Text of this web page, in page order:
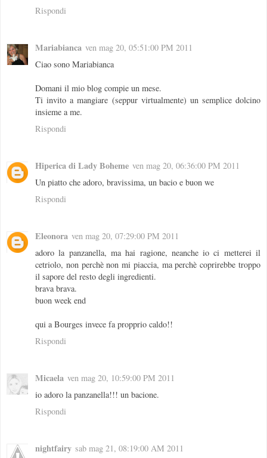
Rispondi
Mariabianca ven mag 20, 05:51:00 PM 2011
Ciao sono Mariabianca
Domani il mio blog compie un mese.
Ti invito a mangiare (seppur virtualmente) un semplice dolcino
insieme a me.
Rispondi
Hiperica di Lady Boheme ven mag 20, 06:36:00 PM 2011
Un piatto che adoro, bravissima, un bacio e buon we
Rispondi
Eleonora ven mag 20, 07:29:00 PM 2011
adoro la panzanella, ma hai ragione, neanche io ci metterei il
cetriolo, non perchè non mi piaccia, ma perchè coprirebbe troppo
il sapore del resto degli ingredienti.
brava brava.
buon week end
qui a Bourges invece fa propprio caldo!!
Rispondi
Micaela ven mag 20, 10:59:00 PM 2011
io adoro la panzanella!!! un bacione.
Rispondi
nightfairy sab mag 21, 08:19:00 AM 2011